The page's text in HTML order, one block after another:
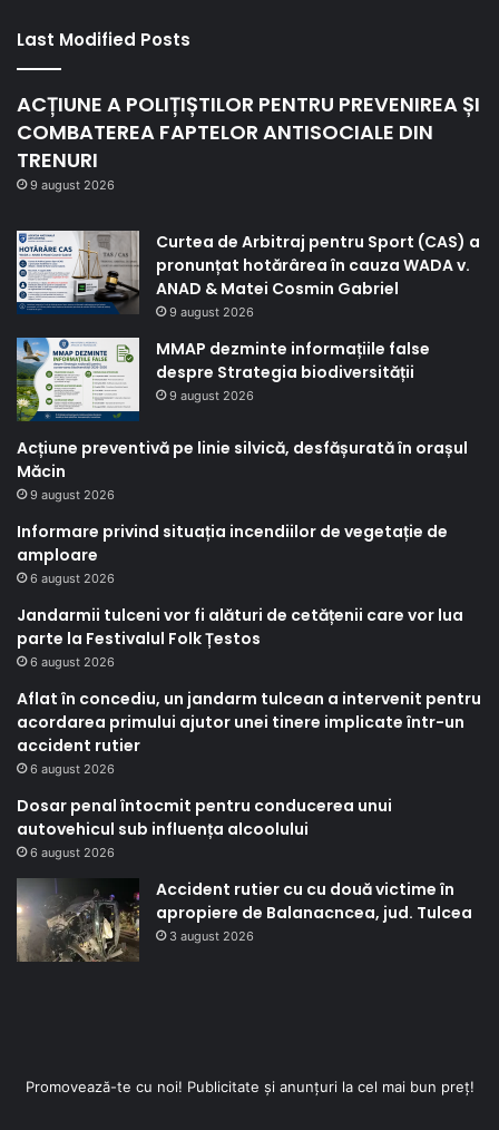
Last Modified Posts
ACȚIUNE A POLIȚIȘTILOR PENTRU PREVENIREA ȘI
COMBATEREA FAPTELOR ANTISOCIALE DIN
TRENURI
9 august 2026
Curtea de Arbitraj pentru Sport (CAS) a
pronunțat hotărârea în cauza WADA v.
ANAD & Matei Cosmin Gabriel
9 august 2026
MMAP dezminte informațiile false
despre Strategia biodiversității
9 august 2026
Acțiune preventivă pe linie silvică, desfășurată în orașul
Măcin
9 august 2026
Informare privind situația incendiilor de vegetație de
amploare
6 august 2026
Jandarmii tulceni vor fi alături de cetățenii care vor lua
parte la Festivalul Folk Țestos
6 august 2026
Aflat în concediu, un jandarm tulcean a intervenit pentru
acordarea primului ajutor unei tinere implicate într-un
accident rutier
6 august 2026
Dosar penal întocmit pentru conducerea unui
autovehicul sub influența alcoolului
6 august 2026
Accident rutier cu cu două victime în
apropiere de Balanacncea, jud. Tulcea
3 august 2026
Promovează-te cu noi! Publicitate și anunțuri la cel mai bun preț!